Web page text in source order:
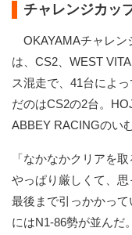
チャレンジカッ
OKAYAMAチャレン
は、CS2、WEST
ス混走で、41台によ
だのはCS2の2台。
ABBEY RACINGのい
「なかなかクリアを
やっぱり厳しくて、思
最後まで引っかかっ
にはN1-86勢が並んだ